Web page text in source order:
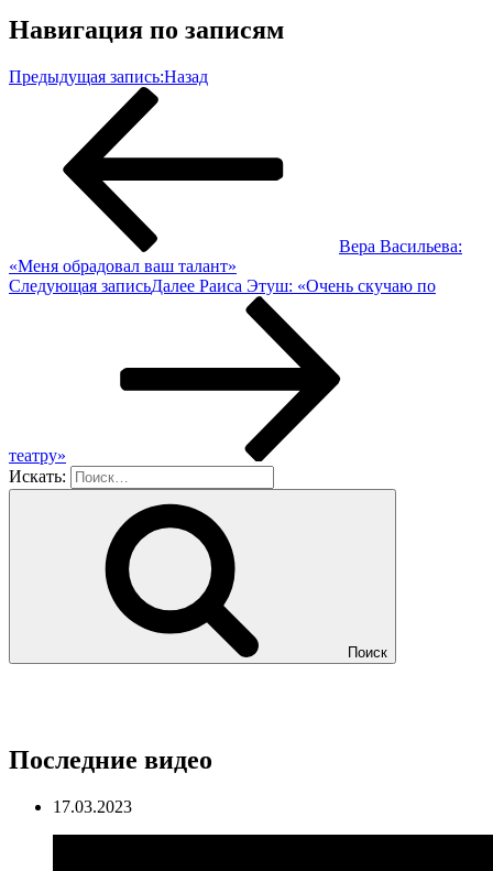
Навигация по записям
Предыдущая запись:Назад
Вера Васильева:
«Меня обрадовал ваш талант»
Следующая записьДалее Раиса Этуш: «Очень скучаю по
театру»
Искать:
Поиск
Последние видео
17.03.2023